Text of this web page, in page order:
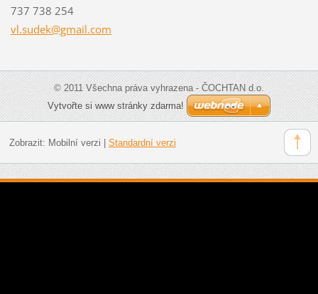
737 738 254
vl.sudek@gmail.com
© 2011 Všechna práva vyhrazena - ČOCHTAN d.o.
Vytvořte si www stránky zdarma!
Zobrazit: Mobilní verzi Standardní verzi